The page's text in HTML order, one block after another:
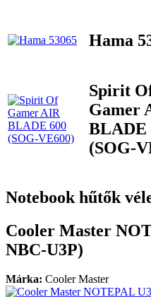
Hama
Spirit
Gamer
BLADE
(SOG-
Notebook hűtők
Cooler Master
NBC-U3P)
Márka: Cooler Master